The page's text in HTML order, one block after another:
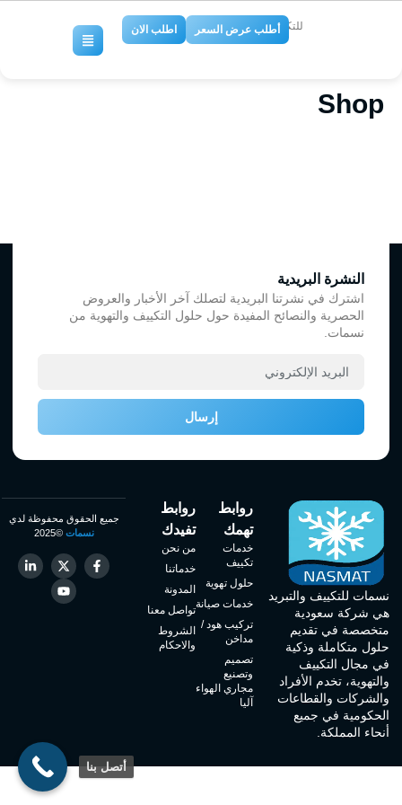
للتكييف والتبريد
أطلب عرض السعر اطلب الان
Shop
نسمات للتكييف والتبريد
هي شركة سعودية
متخصصة في تقديم
حلول متكاملة وذكية
في مجال التكييف
والتهوية، تخدم الأفراد
والشركات والقطاعات
الحكومية في جميع
أنحاء المملكة.
روابط
تهمك
خدمات
تكييف
حلول تهوية
خدمات صيانة
تركيب هود /
مداخن
تصميم
وتصنيع
مجاري الهواء
آليا
روابط
تفيدك
من نحن
خدماتنا
المدونة
تواصل معنا
الشروط
والاحكام
جميع الحقوق محفوظة لدي
نسمات©2025
النشرة البريدية
اشترك في نشرتنا البريدية لتصلك آخر الأخبار والعروض
الحصرية والنصائح المفيدة حول حلول التكييف والتهوية من
نسمات.
إرسال
أتصل بنا